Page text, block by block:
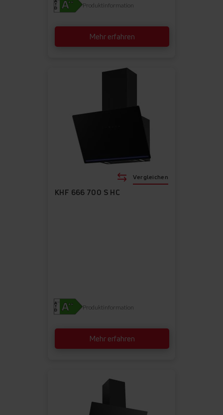
Mehr erfahren
Produktinformation
KHF 666 700 S HC
Mehr erfahren
Produktinformation
Vergleichen